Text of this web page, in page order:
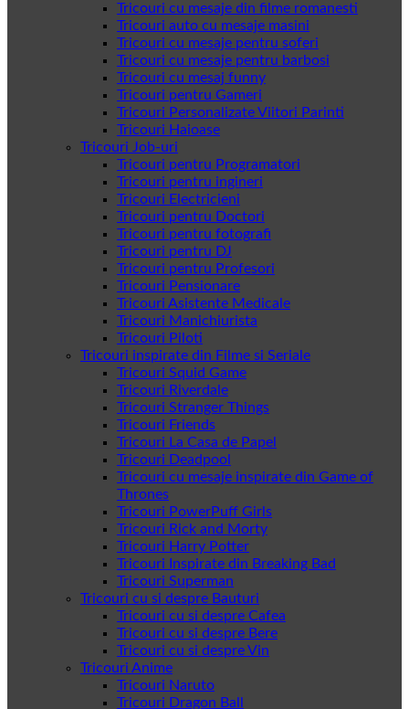
Tricouri cu mesaje din filme romanesti
Tricouri auto cu mesaje masini
Tricouri cu mesaje pentru soferi
Tricouri cu mesaje pentru barbosi
Tricouri cu mesaj funny
Tricouri pentru Gameri
Tricouri Personalizate Viitori Parinti
Tricouri Haioase
Tricouri Job-uri
Tricouri pentru Programatori
Tricouri pentru ingineri
Tricouri Electricieni
Tricouri pentru Doctori
Tricouri pentru fotografi
Tricouri pentru DJ
Tricouri pentru Profesori
Tricouri Pensionare
Tricouri Asistente Medicale
Tricouri Manichiurista
Tricouri Piloti
Tricouri inspirate din Filme si Seriale
Tricouri Squid Game
Tricouri Riverdale
Tricouri Stranger Things
Tricouri Friends
Tricouri La Casa de Papel
Tricouri Deadpool
Tricouri cu mesaje inspirate din Game of
Thrones
Tricouri PowerPuff Girls
Tricouri Rick and Morty
Tricouri Harry Potter
Tricouri Inspirate din Breaking Bad
Tricouri Superman
Tricouri cu si despre Bauturi
Tricouri cu si despre Cafea
Tricouri cu si despre Bere
Tricouri cu si despre Vin
Tricouri Anime
Tricouri Naruto
Tricouri Dragon Ball